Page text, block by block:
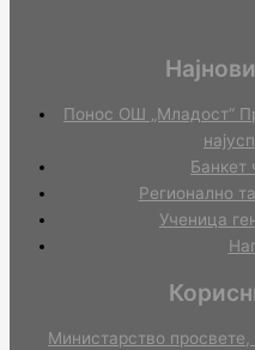
Понос ОШ „Младост“
Банкет
Регионално
Ученица
Министарство просвете,